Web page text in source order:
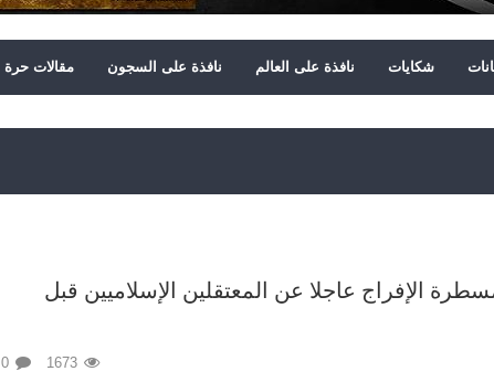
شكايات نافذة على العالم نافذة على السجون مقالات حرة
الإفراج عاجلا عن المعتقلين الإسلاميين قبل
0